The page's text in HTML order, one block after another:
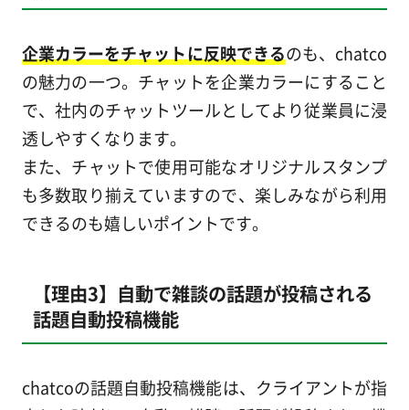
企業カラーをチャットに反映できるのも、chatco
の魅力の一つ。チャットを企業カラーにすること
で、社内のチャットツールとしてより従業員に浸
透しやすくなります。
また、チャットで使用可能なオリジナルスタンプ
も多数取り揃えていますので、楽しみながら利用
できるのも嬉しいポイントです。
【理由3】自動で雑談の話題が投稿される
話題自動投稿機能
chatcoの話題自動投稿機能は、クライアントが指